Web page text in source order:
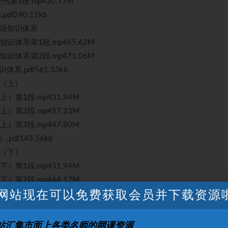
知识体系
识体系第1段.mp465.62M
识体系第2段.mp471.06M
体系.pdf561.53kb
上）
）第1段.mp431.94M
）第2段.mp457.23M
）第3段.mp447.80M
.pdf143.56kb
下）
）第1段.mp451.94M
）第2段.mp464.17M
）第3段.mp445.62M
.pdf153.09kb
读
站现在可以免费获取会员并下载资源
汇集市面上各类名师的网课资源